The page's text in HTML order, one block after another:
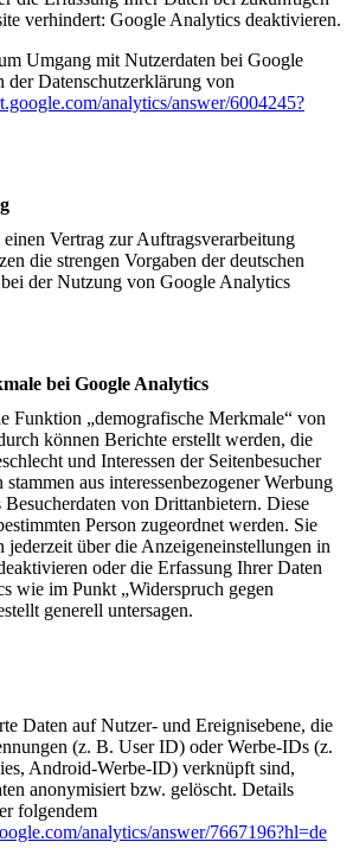
verhindert: Google Analytics deaktivieren.
Umgang mit Nutzerdaten bei Google
Datenschutzerklärung von
analytics/answer/6004245?
Vertrag zur Auftragsverarbeitung
die strengen Vorgaben der deutschen
der Nutzung von Google Analytics
bei Google Analytics
Funktion „demografische Merkmale“ von
können Berichte erstellt werden, die
und Interessen der Seitenbesucher
aus interessenbezogener Werbung
von Drittanbietern. Diese
Person zugeordnet werden. Sie
jederzeit über die Anzeigeneinstellungen in
oder die Erfassung Ihrer Daten
wie im Punkt „Widerspruch gegen
generell untersagen.
Daten auf Nutzer- und Ereignisebene, die
(z. B. User ID) oder Werbe-IDs (z.
Android-Werbe-ID) verknüpft sind,
anonymisiert bzw. gelöscht. Details
folgendem
analytics/answer/7667196?hl=de